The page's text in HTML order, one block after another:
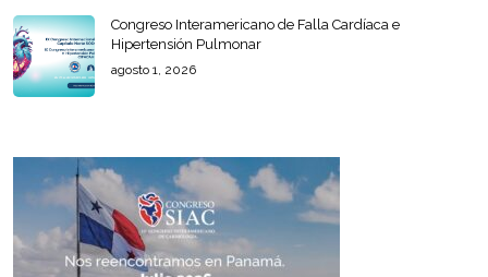
Congreso Interamericano de Falla Cardíaca e
Hipertensión Pulmonar
agosto 1, 2026